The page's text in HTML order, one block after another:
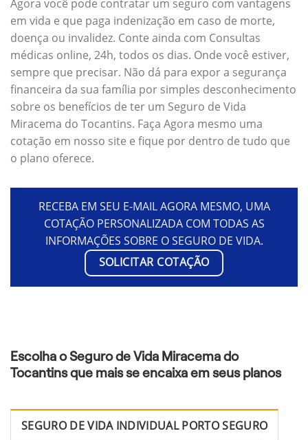
Agora você pode contratar um seguro com vantagens
em vida e que paga indenização em caso de morte,
doença ou invalidez. Conte ainda com Consultas
médicas online, 24h, todos os dias. Onde você estiver,
sempre que precisar. Não dá para expor a segurança
financeira da sua família por simples desconhecimento
sobre os benefícios de ter um Seguro de Vida
Miracema do Tocantins. Faça Agora mesmo uma
cotação em nosso site e fique por dentro de tudo que
o plano oferece.
RECEBA EM SEU E-MAIL AGORA MESMO, UMA
COTAÇÃO PERSONALIZADA COM TODAS AS
INFORMAÇÕES SOBRE O SEGURO DE VIDA.
SOLICITAR COTAÇÃO
Escolha o Seguro de Vida Miracema do
Tocantins que mais se encaixa em seus planos
SEGURO DE VIDA INDIVIDUAL PORTO SEGURO